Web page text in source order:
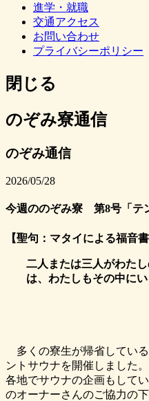
進学・就職
交通アクセス
お問い合わせ
プライバシーポリシー
閉じる
のぞみ寮通信
のぞみ通信
2026/05/28
今週ののぞみ寮 第8号「テ
【聖句：マタイによる福音書
二人または三人がわた
は、わたしもその中にい
多くの寮生が帰省してい
ントサウナを開催しました
各地でサウナの企画もして
のオーナーさんのご協力の